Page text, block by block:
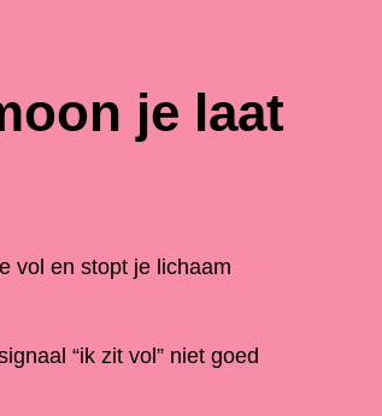
je laat
vol en stopt je lichaam
“ik zit vol” niet goed